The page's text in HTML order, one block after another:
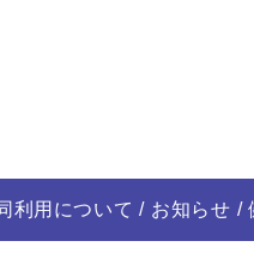
利用について お知らせ